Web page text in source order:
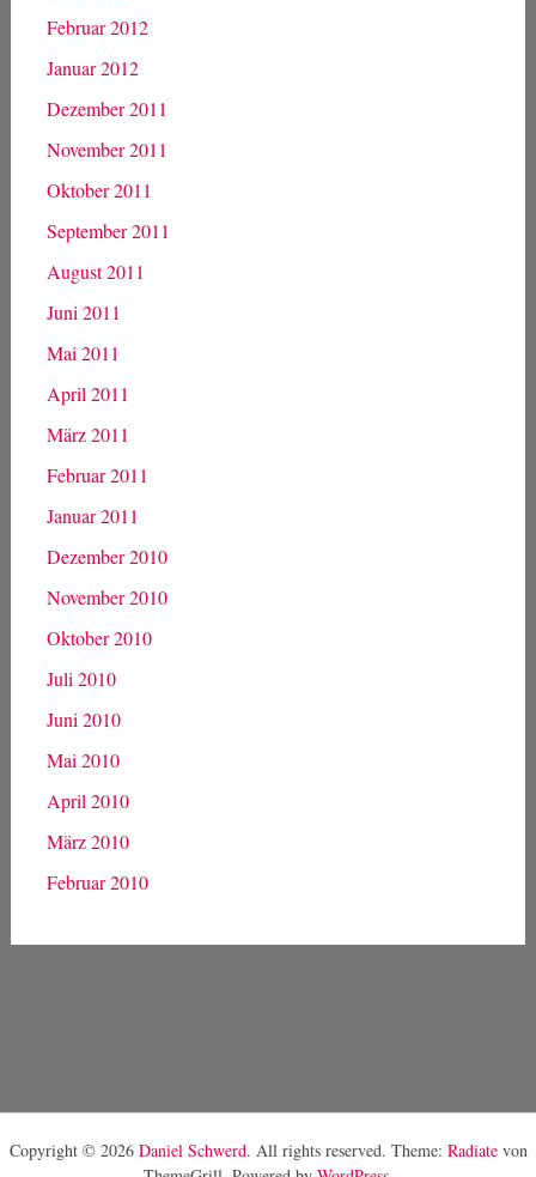
Februar 2012
Januar 2012
Dezember 2011
November 2011
Oktober 2011
September 2011
August 2011
Juni 2011
Mai 2011
April 2011
März 2011
Februar 2011
Januar 2011
Dezember 2010
November 2010
Oktober 2010
Juli 2010
Juni 2010
Mai 2010
April 2010
März 2010
Februar 2010
Copyright © 2026 Daniel Schwerd. All rights reserved. Theme: Radiatevon